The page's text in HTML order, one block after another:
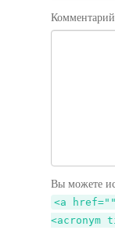
Комментарий
Вы можете
<a
<acronym